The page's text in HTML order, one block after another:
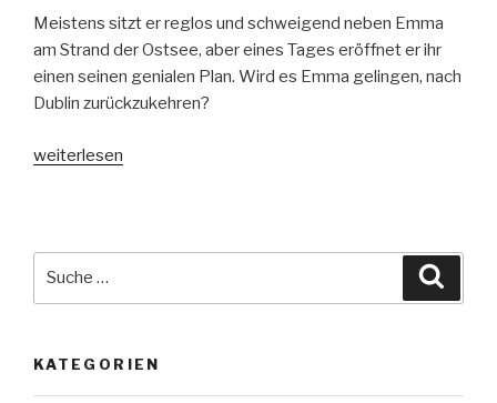
Meistens sitzt er reglos und schweigend neben Emma
am Strand der Ostsee, aber eines Tages eröffnet er ihr
einen seinen genialen Plan. Wird es Emma gelingen, nach
Dublin zurückzukehren?
„Elektrische
weiterlesen
KATEGORIEN